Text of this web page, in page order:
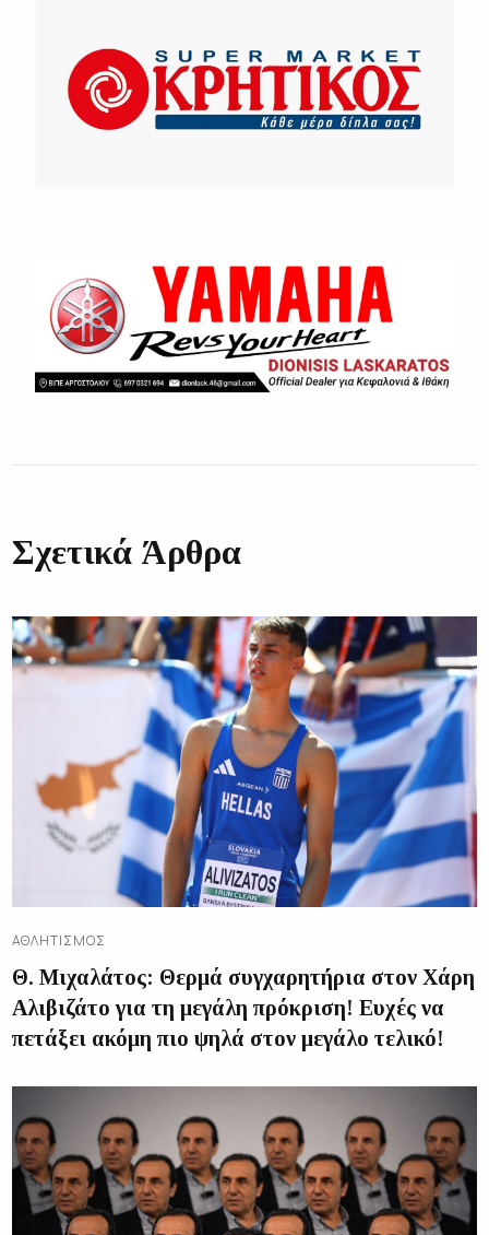
Σχετικά Άρθρα
ΑΘΛΗΤΙΣΜΌΣ
Θ. Μιχαλάτος: Θερμά συγχαρητήρια στον Χάρη
Αλιβιζάτο για τη μεγάλη πρόκριση! Ευχές να
πετάξει ακόμη πιο ψηλά στον μεγάλο τελικό!